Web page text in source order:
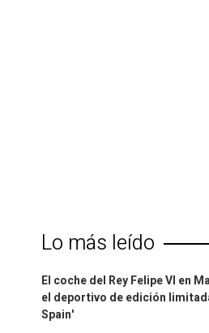
Lo más leído
El coche del Rey Felipe VI en
el deportivo de edición
Spain'